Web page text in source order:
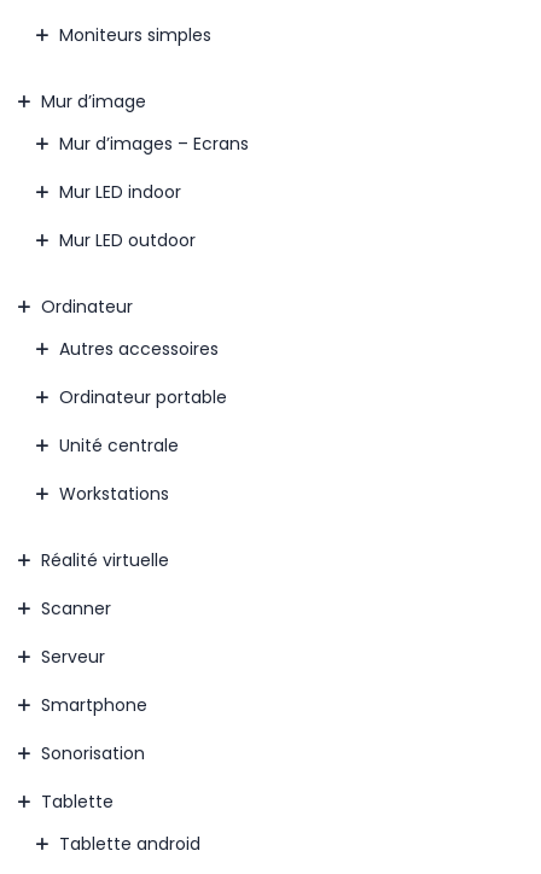
Moniteurs simples
Mur d’image
Mur d’images – Ecrans
Mur LED indoor
Mur LED outdoor
Ordinateur
Autres accessoires
Ordinateur portable
Unité centrale
Workstations
Réalité virtuelle
Scanner
Serveur
Smartphone
Sonorisation
Tablette
Tablette android